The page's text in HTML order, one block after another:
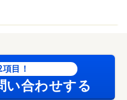
目！
い合わせする